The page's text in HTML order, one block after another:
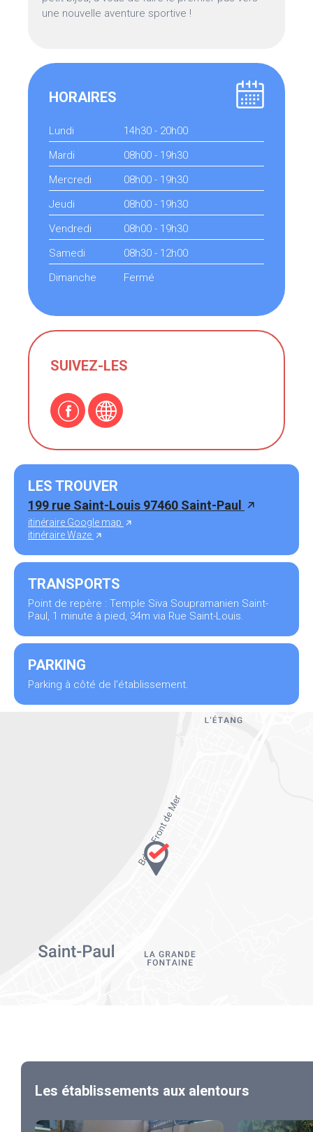
une nouvelle aventure sportive !
HORAIRES
Lundi
14h30 - 20h00
Mardi
08h00 - 19h30
Mercredi
08h00 - 19h30
Jeudi
08h00 - 19h30
Vendredi
08h00 - 19h30
Samedi
08h30 - 12h00
Dimanche
Fermé
SUIVEZ-LES
LES TROUVER
199 rue Saint-Louis 97460 Saint-Paul
itinéraire Google map
itinéraire Waze
TRANSPORTS
Point de repère : Temple Siva Soupramanien Saint-
Paul, 1 minute à pied, 34m via Rue Saint-Louis.
PARKING
Parking à côté de l'établissement.
Les établissements aux alentours